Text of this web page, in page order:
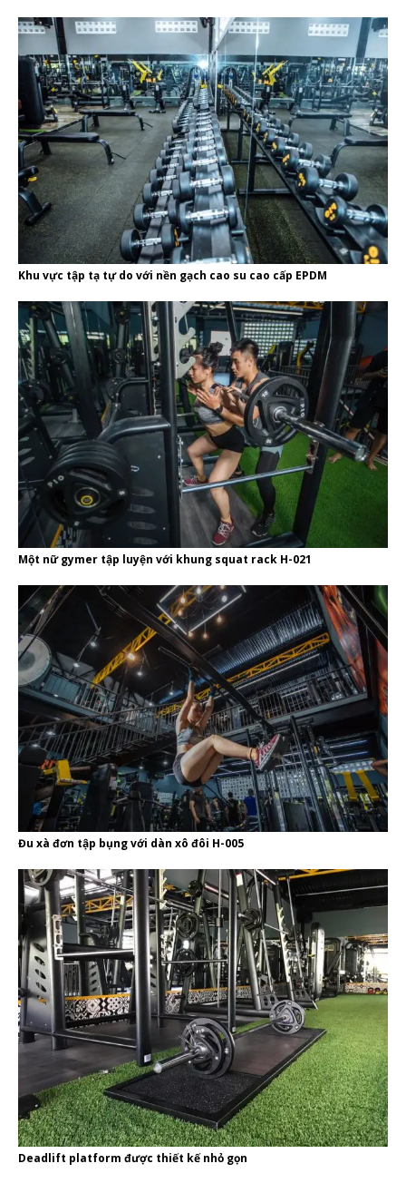
Khu vực tập tạ tự do với nền gạch cao su cao cấp EPDM
Một nữ gymer tập luyện với khung squat rack H-021
Đu xà đơn tập bụng với dàn xô đôi H-005
Deadlift platform được thiết kế nhỏ gọn